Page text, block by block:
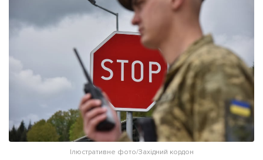
ІНШЕ
Картки
Репортаж
Розслідування
Погляди
Ініціативи
Прес-релізи
Фото/Відео
Made in Lviv
Ілюстративне фото/Західний кордон